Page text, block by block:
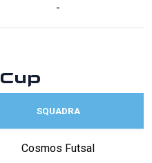
-
SQUADRA
Cosmos Futsal